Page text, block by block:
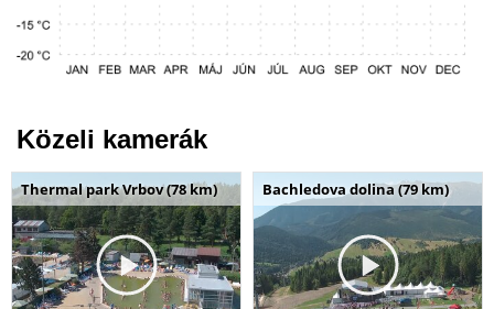
Közeli kamerák
Thermal park Vrbov (78 km) Bachledova dolina (79 km)